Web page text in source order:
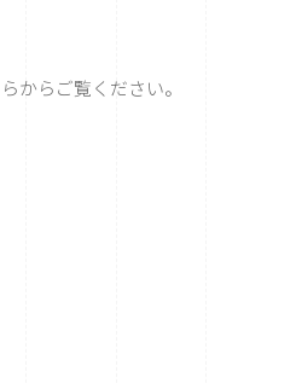
からご覧ください。